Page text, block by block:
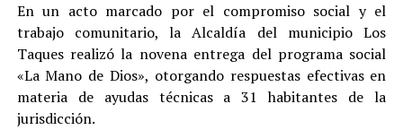
En un acto marcado por el compromiso social y el
trabajo comunitario, la Alcaldía del municipio Los
Taques realizó la novena entrega del programa social
«La Mano de Dios», otorgando respuestas efectivas en
materia de ayudas técnicas a 31 habitantes de la
jurisdicción.